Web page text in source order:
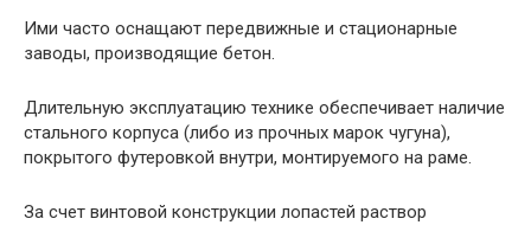
Ими часто оснащают передвижные и стационарные
заводы, производящие бетон.
Длительную эксплуатацию технике обеспечивает наличие
стального корпуса (либо из прочных марок чугуна),
покрытого футеровкой внутри, монтируемого на раме.
За счет винтовой конструкции лопастей раствор